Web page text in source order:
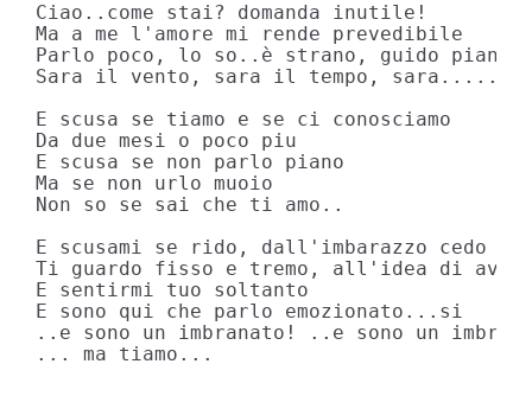
Ciao..come stai? domanda inutile!
Ma a me l'amore mi rende prevedibile
Parlo poco, lo so..è strano, guido piano
Sara il vento, sara il tempo,
E scusa se tiamo e se ci conosciamo
Da due mesi o poco piu
E scusa se non parlo piano
Ma se non urlo muoio
Non so se sai che ti amo..
E scusami se rido, dall'imbarazzo cedo
Ti guardo fisso e tremo, all'idea di
E sentirmi tuo soltanto
E sono qui che parlo emozionato...si
..e sono un imbranato! ..e sono un
... ma tiamo...